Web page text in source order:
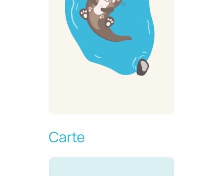
Carte